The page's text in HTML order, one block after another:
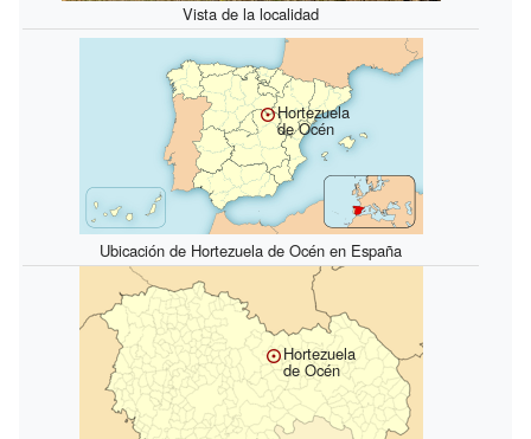
Vista de la localidad
Hortezuela
de Océn
Ubicación de Hortezuela de Océn en España
Hortezuela
de Océn